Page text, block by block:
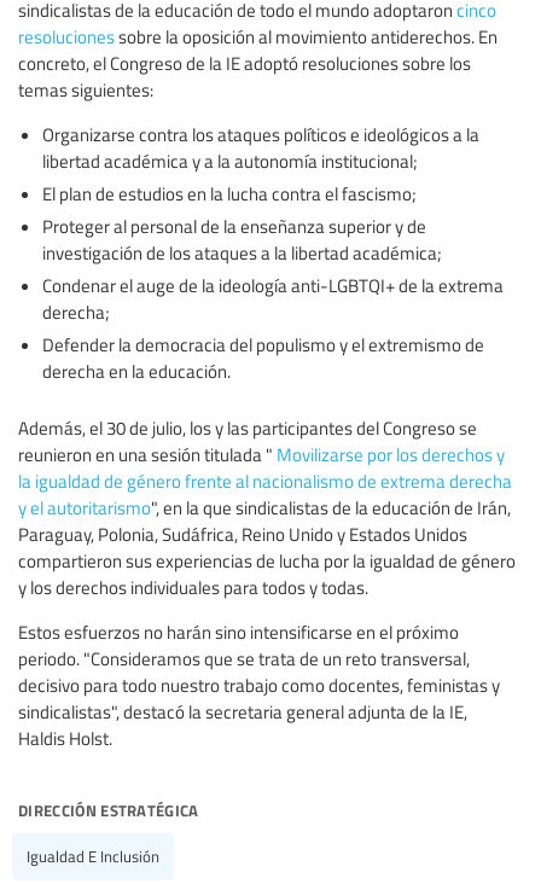
sindicalistas de la educación de todo el mundo adoptaron cinco
resolucionessobre la oposición al movimiento antiderechos. En
concreto, el Congreso de la IE adoptó resoluciones sobre los
temas siguientes:
Organizarse contra los ataques políticos e ideológicos a la
libertad académica y a la autonomía institucional;
El plan de estudios en la lucha contra el fascismo;
Proteger al personal de la enseñanza superior y de
investigación de los ataques a la libertad académica;
Condenar el auge de la ideología anti-LGBTQI+ de la extrema
derecha;
Defender la democracia del populismo y el extremismo de
derecha en la educación.
Además, el 30 de julio, los y las participantes del Congreso se
reunieron en una sesión titulada " Movilizarse por los derechos y
la igualdad de género frente al nacionalismo de extrema derecha
y el autoritarismo", en la que sindicalistas de la educación de Irán,
Paraguay, Polonia, Sudáfrica, Reino Unido y Estados Unidos
compartieron sus experiencias de lucha por la igualdad de género
y los derechos individuales para todos y todas.
Estos esfuerzos no harán sino intensificarse en el próximo
periodo. "Consideramos que se trata de un reto transversal,
decisivo para todo nuestro trabajo como docentes, feministas y
sindicalistas", destacó la secretaria general adjunta de la IE,
Haldis Holst.
dirección estratégica
Igualdad E Inclusión